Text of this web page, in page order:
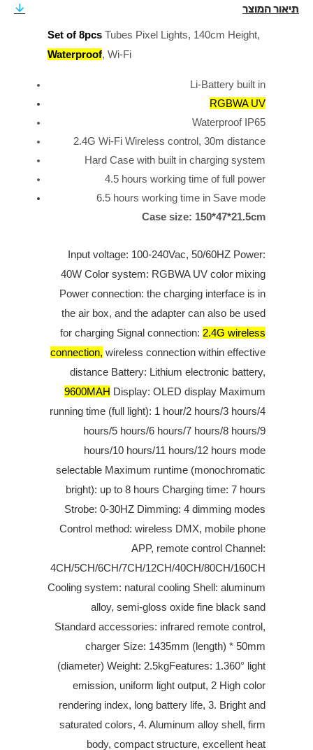
תיאור המוצר
Set of 8pcs
Waterproof, Wi-Fi
Li-Battery built in
RGBWA UV
Waterproof IP65
2.4G Wi-Fi Wireless control, 30m distance
Hard Case with built in charging system
4.5 hours working time of full power
6.5 hours working time in Save mode
Case size: 150*47*21.5cm
Input voltage: 100-240Vac, 50/60HZ Power:
40W Color system: RGBWA UV color mixing
Power connection: the charging interface is in
the air box, and the adapter can also be used
for charging Signal connection: 2.4G wireless
connection, wireless connection within effective
distance Battery: Lithium electronic battery,
9600MAH Display: OLED display Maximum
running time (full light): 1 hour/2 hours/3 hours/4
hours/5 hours/6 hours/7 hours/8 hours/9
hours/10 hours/11 hours/12 hours mode
selectable Maximum runtime (monochromatic
bright): up to 8 hours Charging time: 7 hours
Strobe: 0-30HZ Dimming: 4 dimming modes
Control method: wireless DMX, mobile phone
APP, remote control Channel:
4CH/5CH/6CH/7CH/12CH/40CH/80CH/160CH
Cooling system: natural cooling Shell: aluminum
alloy, semi-gloss oxide fine black sand
Standard accessories: infrared remote control,
charger Size: 1435mm (length) * 50mm
(diameter) Weight: 2.5kgFeatures: 1.360° light
emission, uniform light output, 2 High color
rendering index, long battery life, 3. Bright and
saturated colors, 4. Aluminum alloy shell, firm
body, compact structure, excellent heat